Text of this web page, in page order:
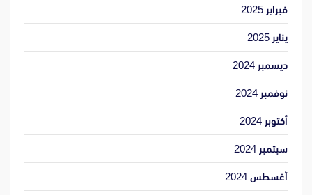
فبراير 2025
يناير 2025
ديسمبر 2024
نوفمبر 2024
أكتوبر 2024
سبتمبر 2024
أغسطس 2024